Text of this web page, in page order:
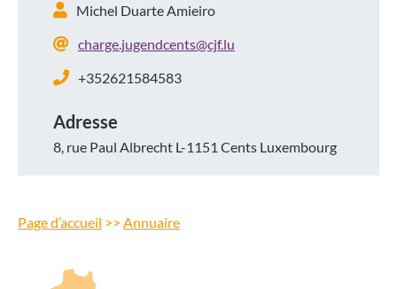
Michel Duarte Amieiro
charge.jugendcents@cjf.lu
+352621584583
Adresse
8, rue Paul Albrecht L-1151 Cents Luxembourg
Page d’accueil >> Annuaire